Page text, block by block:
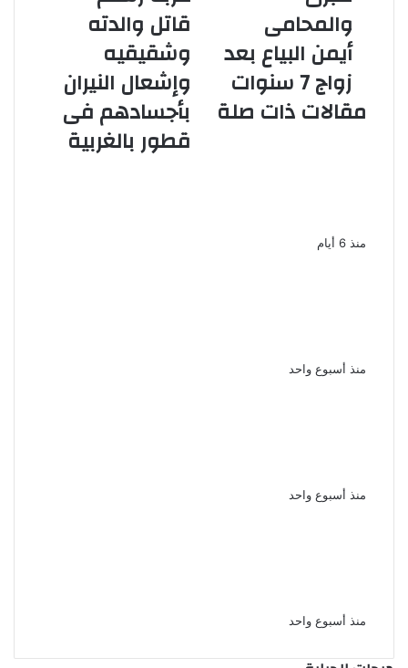
رستم
والدته
وشقيقيه
وإشعال
النيران
بأجسادهم
فى
قاتل والدته
وشقيقيه
وإشعال النيران
بأجسادهم فى
قطور بالغربية
والمحامى
أيمن
البياع
بعد
زواج
7
والمحامى
أيمن البياع بعد
زواج 7 سنوات
مقالات ذات صلة
منذ 6 أيام
منذ أسبوع واحد
منذ أسبوع واحد
منذ أسبوع واحد